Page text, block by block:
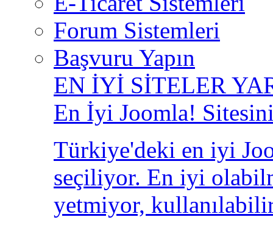
Forum Sistemleri
Başvuru Yapın
EN İYİ SİTELER
En İyi Joomla!
Türkiye'deki en iyi
seçiliyor. En iyi
yetmiyor,